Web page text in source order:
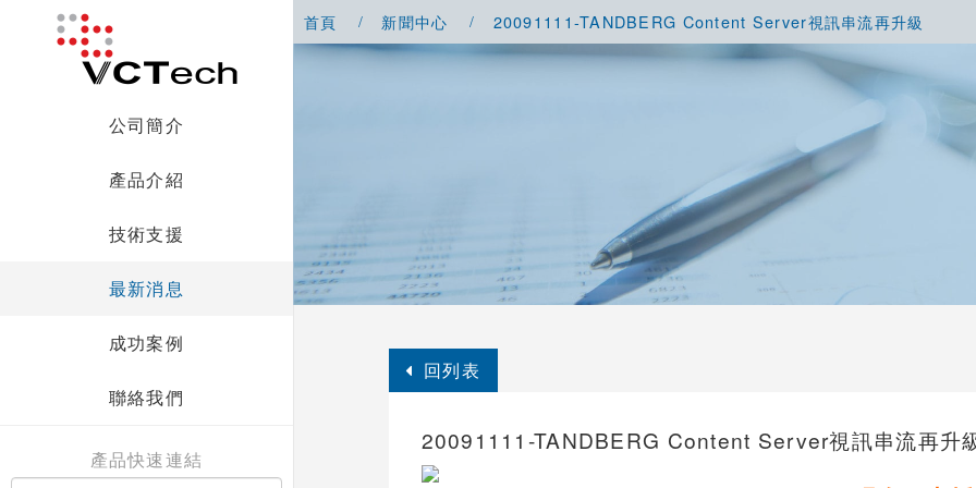
公司簡介
產品介紹
技術支援
最新消息
成功案例
聯絡我們
產品快速連結
首頁 新聞中心 20091111-TANDBERG Content Server視訊串流再升級
回列表
20091111-TANDBERG Content Server視訊串流再升